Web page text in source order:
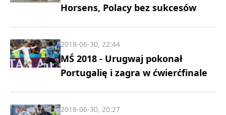
Horsens, Polacy bez sukcesów
MŚ 2018 - Urugwaj pokonał
Portugalię i zagra w ćwierćfinale
2018-06-30, 22:44
2018-06-30, 20:27